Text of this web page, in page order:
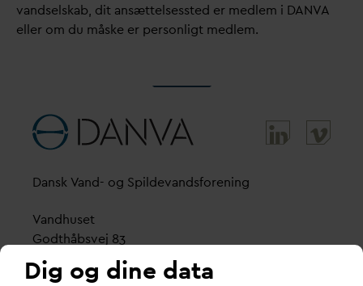
vandselskab, dit ansættelsessted er medlem i DANVA
eller om du måske er personligt medlem.
Dansk Vand- og Spildevandsforening
Vandhuset
Godthåbsvej 83
8660 Skanderborg
Dig og dine data